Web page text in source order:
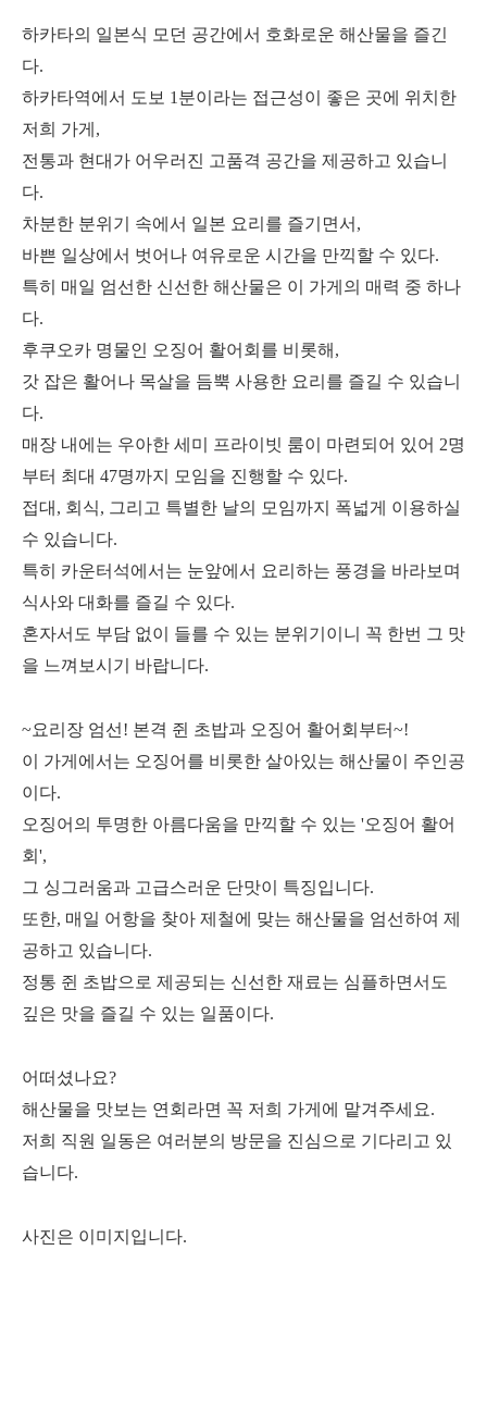
하카타의 일본식 모던 공간에서 호화로운 해산물을 즐긴
다.
하카타역에서 도보 1분이라는 접근성이 좋은 곳에 위치한
저희 가게,
전통과 현대가 어우러진 고품격 공간을 제공하고 있습니
다.
차분한 분위기 속에서 일본 요리를 즐기면서,
바쁜 일상에서 벗어나 여유로운 시간을 만끽할 수 있다.
특히 매일 엄선한 신선한 해산물은 이 가게의 매력 중 하나
다.
후쿠오카 명물인 오징어 활어회를 비롯해,
갓 잡은 활어나 목살을 듬뿍 사용한 요리를 즐길 수 있습니
다.
매장 내에는 우아한 세미 프라이빗 룸이 마련되어 있어 2명
부터 최대 47명까지 모임을 진행할 수 있다.
접대, 회식, 그리고 특별한 날의 모임까지 폭넓게 이용하실
수 있습니다.
특히 카운터석에서는 눈앞에서 요리하는 풍경을 바라보며
식사와 대화를 즐길 수 있다.
혼자서도 부담 없이 들를 수 있는 분위기이니 꼭 한번 그 맛
을 느껴보시기 바랍니다.
~요리장 엄선! 본격 쥔 초밥과 오징어 활어회부터~!
이 가게에서는 오징어를 비롯한 살아있는 해산물이 주인공
이다.
오징어의 투명한 아름다움을 만끽할 수 있는 '오징어 활어
회',
그 싱그러움과 고급스러운 단맛이 특징입니다.
또한, 매일 어항을 찾아 제철에 맞는 해산물을 엄선하여 제
공하고 있습니다.
정통 쥔 초밥으로 제공되는 신선한 재료는 심플하면서도
깊은 맛을 즐길 수 있는 일품이다.
어떠셨나요?
해산물을 맛보는 연회라면 꼭 저희 가게에 맡겨주세요.
저희 직원 일동은 여러분의 방문을 진심으로 기다리고 있
습니다.
사진은 이미지입니다.